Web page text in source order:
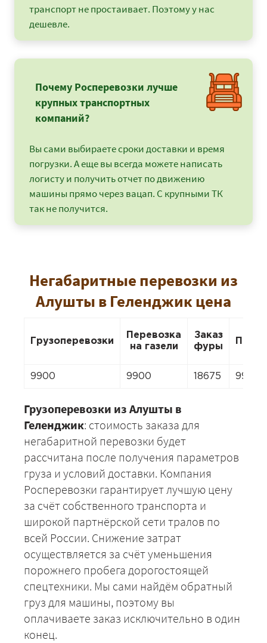
транспорт не простаивает. Поэтому у нас
дешевле.
Почему Росперевозки лучше
крупных транспортных
компаний?
Вы сами выбираете сроки доставки и время
погрузки. А еще вы всегда можете написать
логисту и получить отчет по движению
машины прямо через вацап. С крупными ТК
так не получится.
Негабаритные перевозки из
Алушты в Геленджик цена
Грузоперевозки
Перевозка
на газели
Заказ
фуры
9900 9900 18675 9900
Грузоперевозки из Алушты в
Геленджик: стоимость заказа для
негабаритной перевозки будет
рассчитана после получения параметров
груза и условий доставки. Компания
Росперевозки гарантирует лучшую цену
за счёт собственного транспорта и
широкой партнёрской сети тралов по
всей России. Снижение затрат
осуществляется за счёт уменьшения
порожнего пробега дорогостоящей
спецтехники. Мы сами найдём обратный
груз для машины, поэтому вы
оплачиваете заказ исключительно в один
конец.